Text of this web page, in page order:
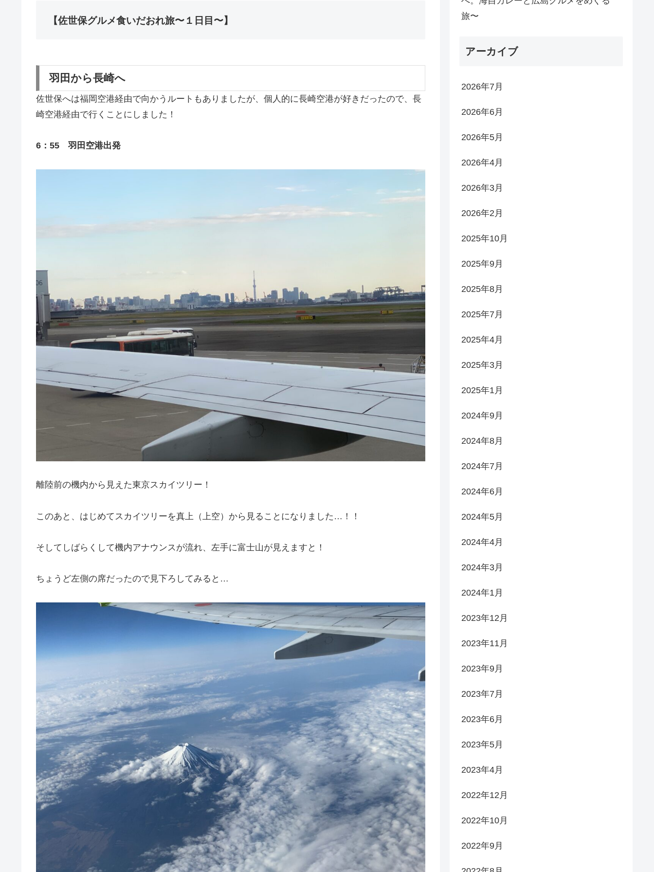
【佐世保グルメ食いだおれ旅〜１日目〜】
羽田から長崎へ
佐世保へは福岡空港経由で向かうルートもありましたが、個人的に長崎空港が好きだったので、長
崎空港経由で行くことにしました！
6：55 羽田空港出発
離陸前の機内から見えた東京スカイツリー！
このあと、はじめてスカイツリーを真上（上空）から見ることになりました…！！
そしてしばらくして機内アナウンスが流れ、左手に富士山が見えますと！
ちょうど左側の席だったので見下ろしてみると…
旅〜
アーカイブ
2026年7月
2026年6月
2026年5月
2026年4月
2026年3月
2026年2月
2025年10月
2025年9月
2025年8月
2025年7月
2025年4月
2025年3月
2025年1月
2024年9月
2024年8月
2024年7月
2024年6月
2024年5月
2024年4月
2024年3月
2024年1月
2023年12月
2023年11月
2023年9月
2023年7月
2023年6月
2023年5月
2023年4月
2022年12月
2022年10月
2022年9月